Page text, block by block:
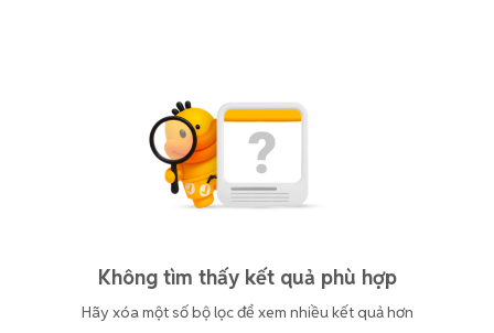
Không tìm thấy kết quả phù hợp
Hãy xóa một số bộ lọc để xem nhiều kết quả hơn